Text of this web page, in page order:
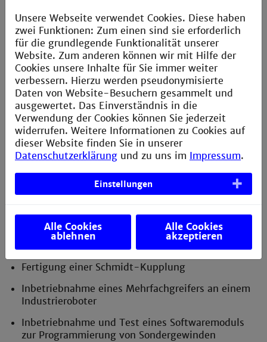
Kürzlich abgeschlossene
Beispielarbeiten
Automatisiertes Vermessen eines Motorblocks an
einer Koordinatenmessmaschine
Erstellung einer Bewegungsanalyse für die
Baugruppe Druckluftmotor in SolidWorks
Erstellung einer Trainingsunterlage für die
Programmierung von Gegenspindelfunktionen an
einem Drehbearbeitungszentrum
Erstellung von fertigungsgerechten CAD-
Getränkekiste
Erweiterung der Versuchsbeschreibung zum
Fertigung einer Schmidt-Kupplung
Inbetriebnahme eines Mehrfachgreifers an einem
Industrieroboter
Inbetriebnahme und Test eines Softwaremoduls
zur Programmierung von Sondergewinden
Unsere Webseite verwendet Cookies. Diese haben
zwei Funktionen: Zum einen sind sie erforderlich
für die grundlegende Funktionalität unserer
Website. Zum anderen können wir mit Hilfe der
Cookies unsere Inhalte für Sie immer weiter
verbessern. Hierzu werden pseudonymisierte
Daten von Website-Besuchern gesammelt und
ausgewertet. Das Einverständnis in die
Verwendung der Cookies können Sie jederzeit
widerrufen. Weitere Informationen zu Cookies auf
dieser Website finden Sie in unserer
Datenschutzerklärung und zu uns im Impressum.
Einstellungen
Alle Cookies
ablehnen
Alle Cookies
akzeptieren